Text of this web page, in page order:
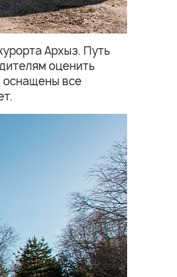
Архыз. Путь
оценить
оснащены все